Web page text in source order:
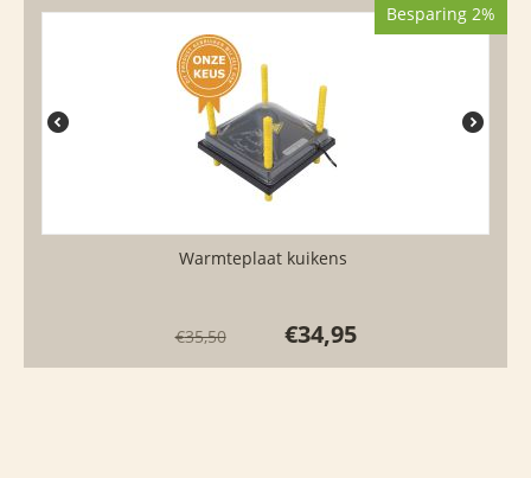
Besparing 2%
Warmteplaat kuikens
€35,50 €34,95